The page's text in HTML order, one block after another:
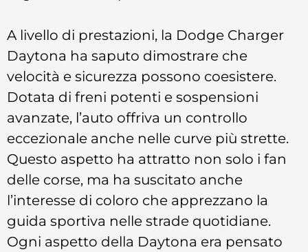
A livello di prestazioni, la Dodge Charger
Daytona ha saputo dimostrare che
velocità e sicurezza possono coesistere.
Dotata di freni potenti e sospensioni
avanzate, l’auto offriva un controllo
eccezionale anche nelle curve più strette.
Questo aspetto ha attratto non solo i fan
delle corse, ma ha suscitato anche
l’interesse di coloro che apprezzano la
guida sportiva nelle strade quotidiane.
Ogni aspetto della Daytona era pensato